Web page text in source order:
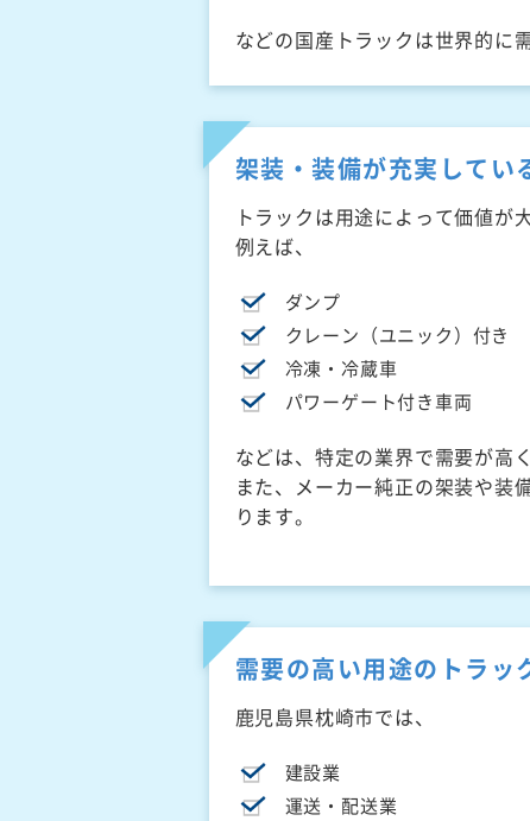
などの国産トラックは世界的に
架装・装備が充実してい
トラックは用途によって価値が
例えば、
ダンプ
クレーン（ユニック）付き
冷凍・冷蔵車
パワーゲート付き車両
などは、特定の業界で需要が高
また、メーカー純正の架装や装
ります。
需要の高い用途のトラッ
鹿児島県枕崎市では、
建設業
運送・配送業